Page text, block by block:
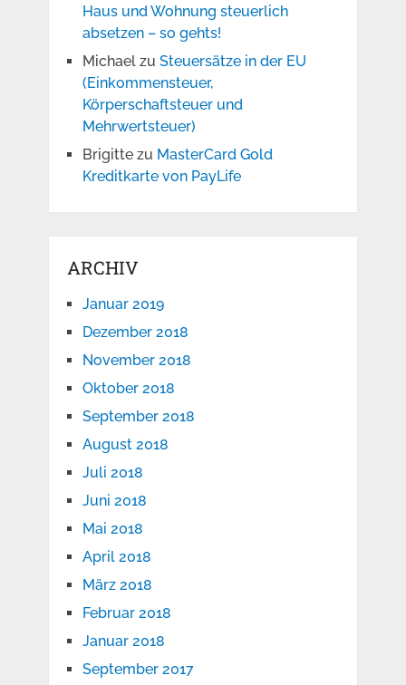
Haus und Wohnung steuerlich
absetzen – so gehts!
Michaelzu Steuersätze in der EU
(Einkommensteuer,
Körperschaftsteuer und
Mehrwertsteuer)
Brigittezu MasterCard Gold
Kreditkarte von PayLife
ARCHIV
Januar 2019
Dezember 2018
November 2018
Oktober 2018
September 2018
August 2018
Juli 2018
Juni 2018
Mai 2018
April 2018
März 2018
Februar 2018
Januar 2018
September 2017